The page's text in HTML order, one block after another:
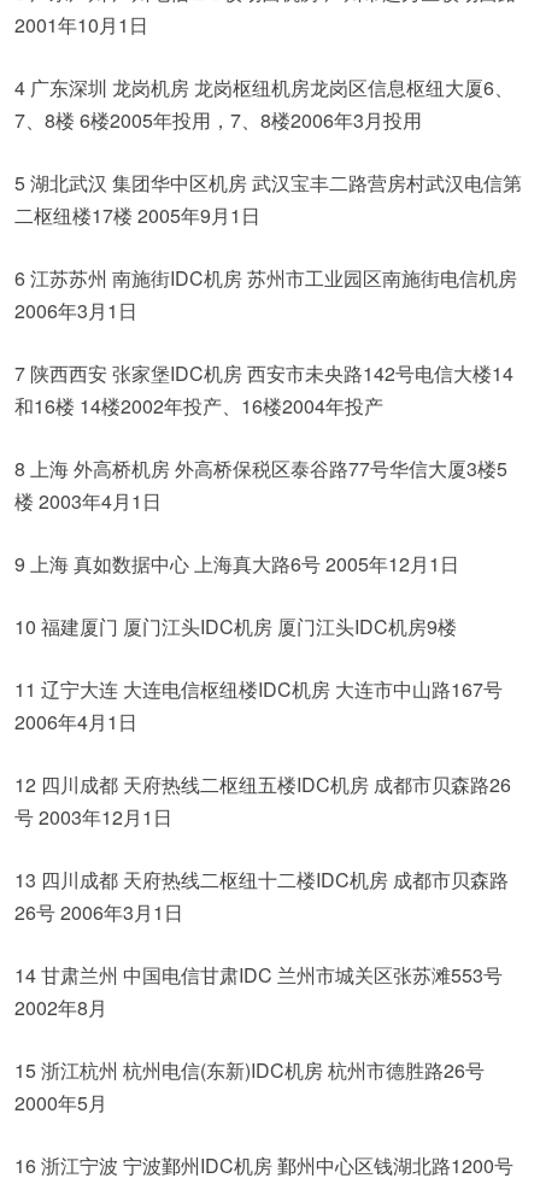
2001年10月1日
4 广东深圳 龙岗机房 龙岗枢纽机房龙岗区信息枢纽大厦6、
7、8楼 6楼2005年投用，7、8楼2006年3月投用
5 湖北武汉 集团华中区机房 武汉宝丰二路营房村武汉电信第
二枢纽楼17楼 2005年9月1日
6 江苏苏州 南施街IDC机房 苏州市工业园区南施街电信机房
2006年3月1日
7 陕西西安 张家堡IDC机房 西安市未央路142号电信大楼14
和16楼 14楼2002年投产、16楼2004年投产
8 上海 外高桥机房 外高桥保税区泰谷路77号华信大厦3楼5
楼 2003年4月1日
9 上海 真如数据中心 上海真大路6号 2005年12月1日
10 福建厦门 厦门江头IDC机房 厦门江头IDC机房9楼
11 辽宁大连 大连电信枢纽楼IDC机房 大连市中山路167号
2006年4月1日
12 四川成都 天府热线二枢纽五楼IDC机房 成都市贝森路26
号 2003年12月1日
13 四川成都 天府热线二枢纽十二楼IDC机房 成都市贝森路
26号 2006年3月1日
14 甘肃兰州 中国电信甘肃IDC 兰州市城关区张苏滩553号
2002年8月
15 浙江杭州 杭州电信(东新)IDC机房 杭州市德胜路26号
2000年5月
16 浙江宁波 宁波鄞州IDC机房 鄞州中心区钱湖北路1200号